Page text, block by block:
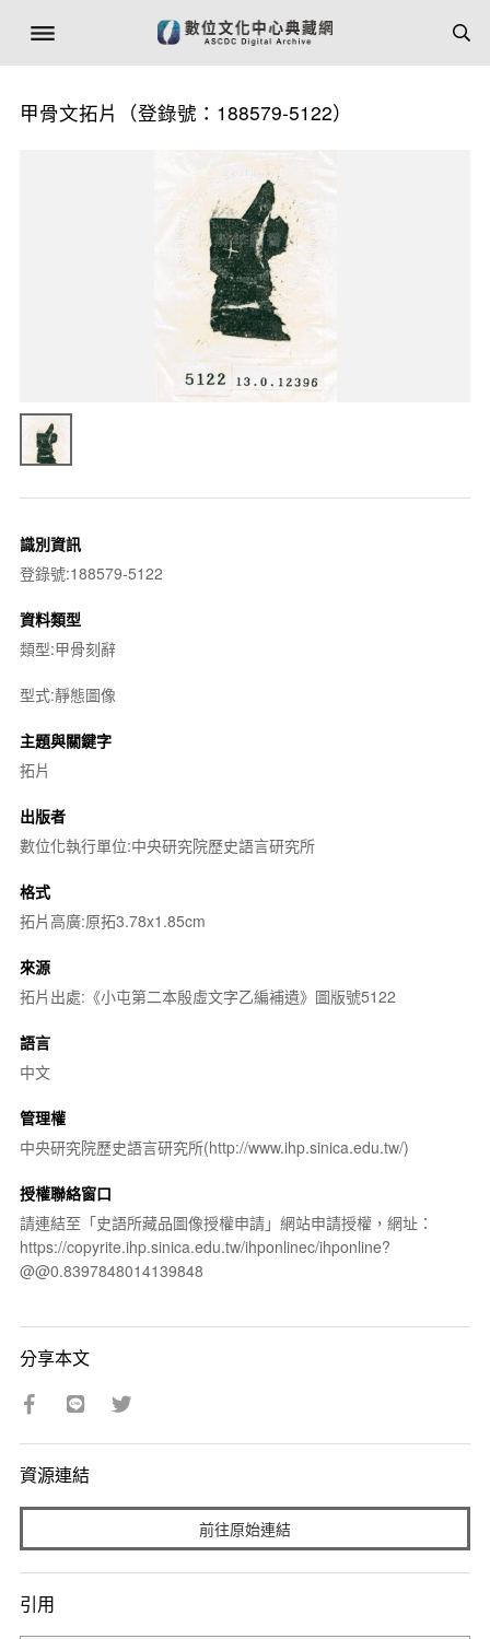
甲骨文拓片（登錄號：188579-5122）
識別資訊
登錄號:188579-5122
資料類型
類型:甲骨刻辭
型式:靜態圖像
主題與關鍵字
拓片
出版者
數位化執行單位:中央研究院歷史語言研究所
格式
拓片高廣:原拓3.78x1.85cm
來源
拓片出處:《小屯第二本殷虛文字乙編補遺》圖版號5122
語言
中文
管理權
中央研究院歷史語言研究所(http://www.ihp.sinica.edu.tw/)
授權聯絡窗口
請連結至「史語所藏品圖像授權申請」網站申請授權，網址：
https://copyrite.ihp.sinica.edu.tw/ihponlinec/ihponline?
@@0.8397848014139848
分享本文
資源連結
前往原始連結
引用